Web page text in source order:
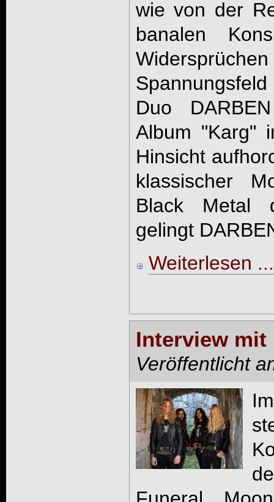
wie von der
banalen
Duo
Album "Karg"
Hinsicht
klassischer
Black Metal
gelingt
Weiterlesen ...
Interview mit
Veröffentlicht